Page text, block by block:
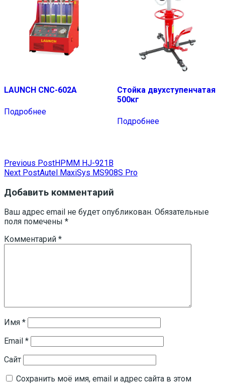
LAUNCH CNC-602A
Подробнее
Стойка двухступенчатая
500кг
Подробнее
Навигация
по
записям
Previous PostHPMM HJ-921B
Next PostAutel MaxiSys MS908S Pro
Добавить комментарий
Ваш адрес email не будет опубликован. Обязательные
поля помечены *
Комментарий *
Имя *
Email *
Сайт
Сохранить моё имя, email и адрес сайта в этом